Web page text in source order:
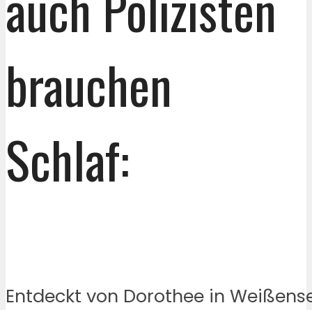
brauchen
Schlaf:
Entdeckt von Dorothee in